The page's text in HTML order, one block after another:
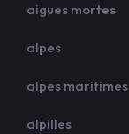
aigues mortes
alpes
alpes maritimes
alpilles